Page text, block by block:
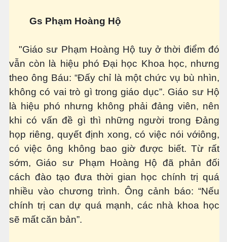
Gs Phạm Hoàng Hộ
"Giáo sư Phạm Hoàng Hộ tuy ở thời điểm đó
vẫn còn là hiệu phó Đại học Khoa học, nhưng
theo ông Báu: “Đấy chỉ là một chức vụ bù nhìn,
không có vai trò gì trong giáo dục”. Giáo sư Hộ
là hiệu phó nhưng không phải đảng viên, nên
khi có vấn đề gì thì những người trong Đảng
họp riêng, quyết định xong, có việc nói vớiông,
có việc ông không bao giờ được biết. Từ rất
sớm, Giáo sư Phạm Hoàng Hộ đã phản đối
cách đào tạo đưa thời gian học chính trị quá
nhiều vào chương trình. Ông cảnh báo: “Nếu
chính trị can dự quá mạnh, các nhà khoa học
sẽ mất căn bản”.
ở Hoa Kỳ năm 2015